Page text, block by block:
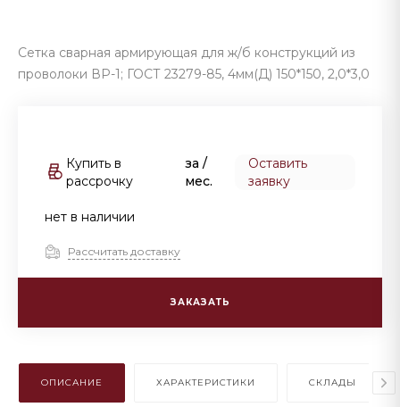
Сетка сварная армирующая для ж/б конструкций из
проволоки ВР-1; ГОСТ 23279-85, 4мм(Д) 150*150, 2,0*3,0
Купить в
рассрочку
за/
мес.
Оставить
заявку
нет в наличии
Рассчитать доставку
ЗАКАЗАТЬ
ОПИСАНИЕ ХАРАКТЕРИСТИКИ СКЛАДЫ